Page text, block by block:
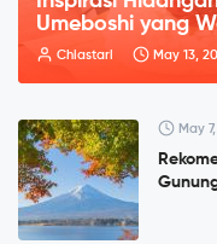
Umeboshi yang
Chiastari May 13,
May